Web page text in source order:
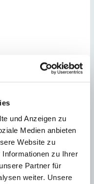
und Anzeigen zu
Medien anbieten
Website zu
zu Ihrer
Partner für
weiter. Unsere
und Panoramablick in
14.206 m² Bebaute
Baujahr 2025